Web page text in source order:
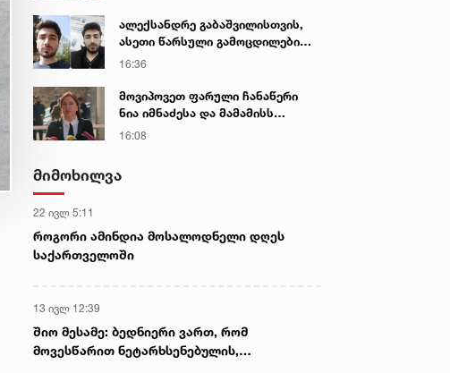
ბერუაშვილს 30 დღის
განმავლობაში ფარულად
ალექსანდრე გაბაშვილისთვის,
ასეთი წარსული გამოცდილების
ადამიანისთვის ინფორმაციის
სექსუალურად ავიწროებდა,
ფაქტობრივად, წაქეზება იყო -
16:36
მოვიპოვეთ ფარული ჩანაწერი
ნია იმნაძესა და მამამისს
შორის, განიხილავდნენ, როგორ
არასწორად მოიქცა, თუმცა
ეპოქაში სხვანაირად ხდება -
პროკურორი
16:08
მიმოხილვა
22 ივლ 5:11
როგორი ამინდია მოსალოდნელი დღეს
საქართველოში
13 ივლ 12:39
შიო მესამე: ბედნიერი ვართ, რომ
მოვესწარით ნეტარხსენებულის,